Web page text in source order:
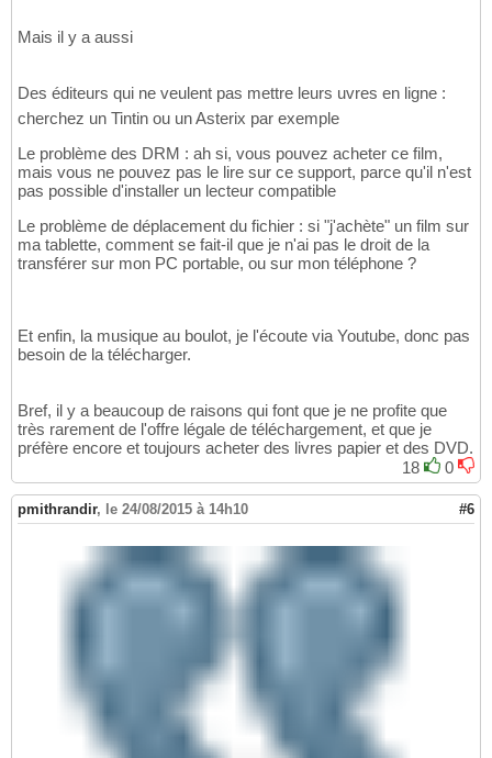
Mais il y a aussi
Des éditeurs qui ne veulent pas mettre leurs uvres en ligne :
cherchez un Tintin ou un Asterix par exemple
Le problème des DRM : ah si, vous pouvez acheter ce film,
mais vous ne pouvez pas le lire sur ce support, parce qu'il n'est
pas possible d'installer un lecteur compatible
Le problème de déplacement du fichier : si "j'achète" un film sur
ma tablette, comment se fait-il que je n'ai pas le droit de la
transférer sur mon PC portable, ou sur mon téléphone ?
Et enfin, la musique au boulot, je l'écoute via Youtube, donc pas
besoin de la télécharger.
Bref, il y a beaucoup de raisons qui font que je ne profite que
très rarement de l'offre légale de téléchargement, et que je
préfère encore et toujours acheter des livres papier et des DVD.
18
0
pmithrandir, le 24/08/2015 à 14h10 #6